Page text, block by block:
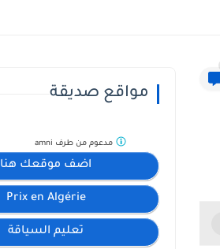
مواقع صديقة
اضف موقعك هنا
Prix en Algérie
تعليم السياقة
مدعوم من طرف amni